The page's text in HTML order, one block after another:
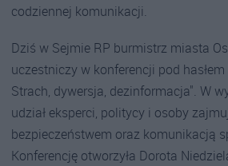
codziennej komunikacji.
Dziś w Sejmie RP burmistrz miasta
uczestniczy w konferencji pod hasłem
Strach, dywersja, dezinformacja". W
udział eksperci, politycy i osoby
bezpieczeństwem oraz komunikacją
Konferencję otworzyła Dorota